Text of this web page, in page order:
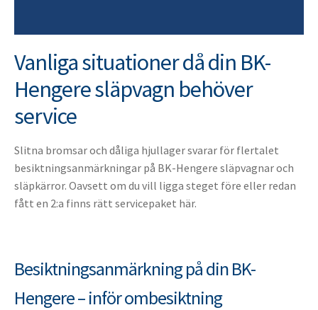
Vanliga situationer då din BK-
Hengere släpvagn behöver
service
Slitna bromsar och dåliga hjullager svarar för flertalet
besiktningsanmärkningar på BK-Hengere släpvagnar och
släpkärror. Oavsett om du vill ligga steget före eller redan
fått en 2:a finns rätt servicepaket här.
Besiktningsanmärkning på din BK-
Hengere – inför ombesiktning